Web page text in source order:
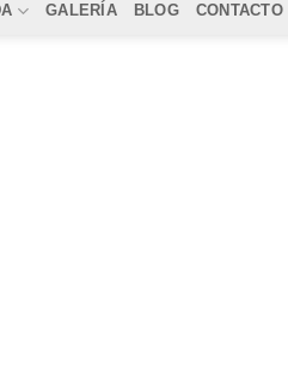
GALERÍA BLOG CONTACTO